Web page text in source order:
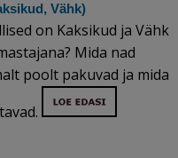
Vähk)
on Kaksikud ja Vähk
Mida nad
poolt pakuvad ja mida